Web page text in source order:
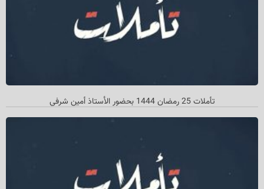
تأملات 25 رمضان 1444 بحضور الأستاذ أمین شرفي